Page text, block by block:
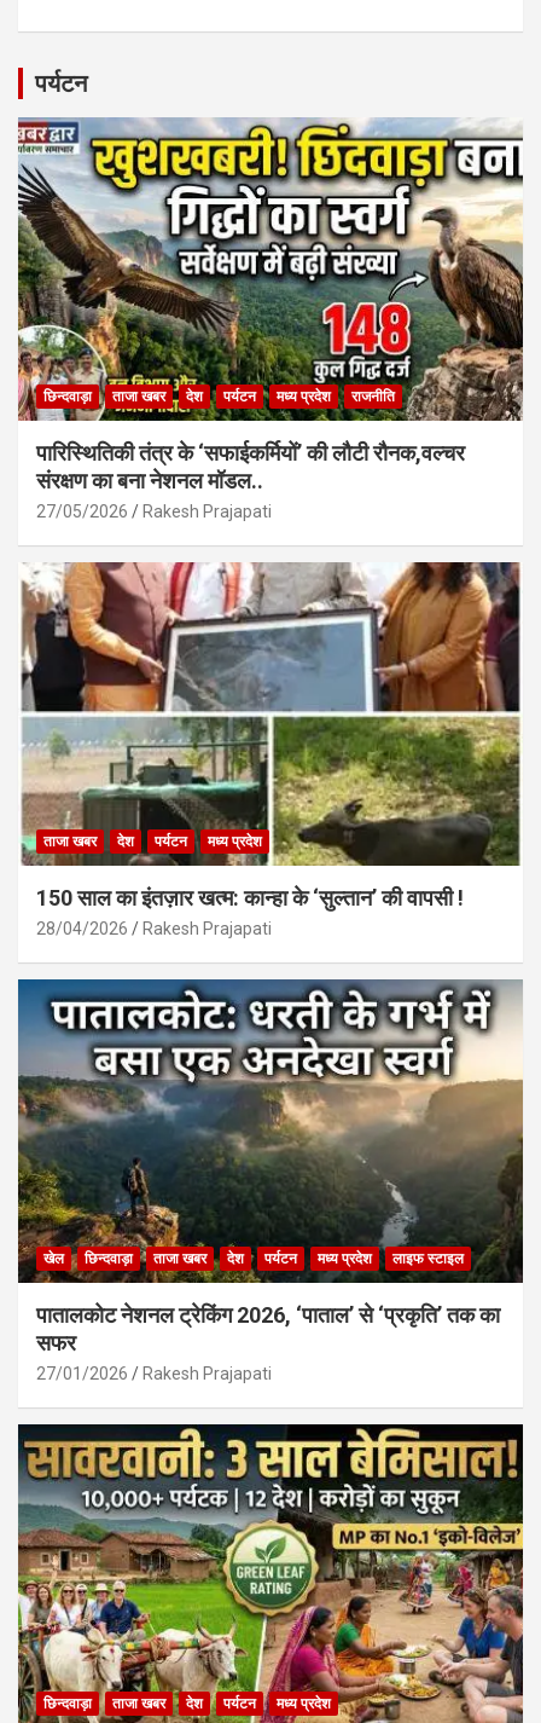
b
o
o
k
A
p
p
पर्यटन
छिन्दवाड़ा ताजा खबर देश पर्यटन मध्य प्रदेश राजनीति
पारिस्थितिकी तंत्र के ‘सफाईकर्मियों’ की लौटी रौनक,वल्चर
संरक्षण का बना नेशनल मॉडल..
27/05/2026 Rakesh Prajapati
ताजा खबर देश पर्यटन मध्य प्रदेश
150 साल का इंतज़ार खत्म: कान्हा के ‘सुल्तान’ की वापसी !
28/04/2026 Rakesh Prajapati
खेल छिन्दवाड़ा ताजा खबर देश पर्यटन मध्य प्रदेश लाइफ स्टाइल
पातालकोट नेशनल ट्रेकिंग 2026, ‘पाताल’ से ‘प्रकृति’ तक का
सफर
27/01/2026 Rakesh Prajapati
छिन्दवाड़ा ताजा खबर देश पर्यटन मध्य प्रदेश